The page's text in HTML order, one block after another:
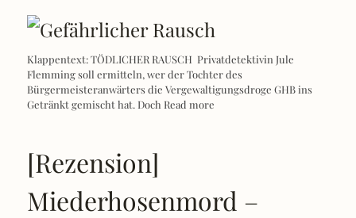
Klappentext: TÖDLICHER RAUSCH Privatdetektivin Jule
Flemming soll ermitteln, wer der Tochter des
Bürgermeisteranwärters die Vergewaltigungsdroge GHB ins
Getränkt gemischt hat. Doch Read more
[Rezension]
Miederhosenmord –